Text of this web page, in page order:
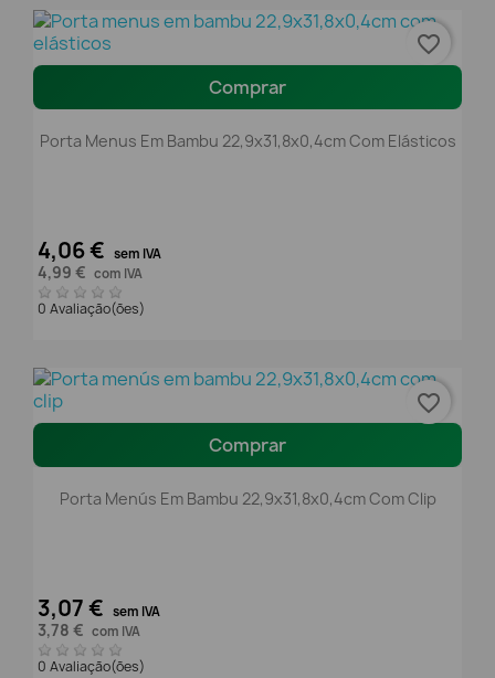
Comprar
Porta Menus Em Bambu 22,9x31,8x0,4cm Com Elásticos
4,06 € sem IVA
4,99 € com IVA
0 Avaliação(ões)
favorite_border
Comprar
Porta Menús Em Bambu 22,9x31,8x0,4cm Com Clip
3,07 € sem IVA
3,78 € com IVA
0 Avaliação(ões)
favorite_border